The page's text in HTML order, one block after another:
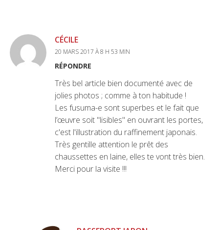
CÉCILE
20 MARS 2017 À 8 H 53 MIN
RÉPONDRE
Très bel article bien documenté avec de
jolies photos ; comme à ton habitude !
Les fusuma-e sont superbes et le fait que
l’œuvre soit "lisibles" en ouvrant les portes,
c'est l'illustration du raffinement japonais.
Très gentille attention le prêt des
chaussettes en laine, elles te vont très bien.
Merci pour la visite !!!